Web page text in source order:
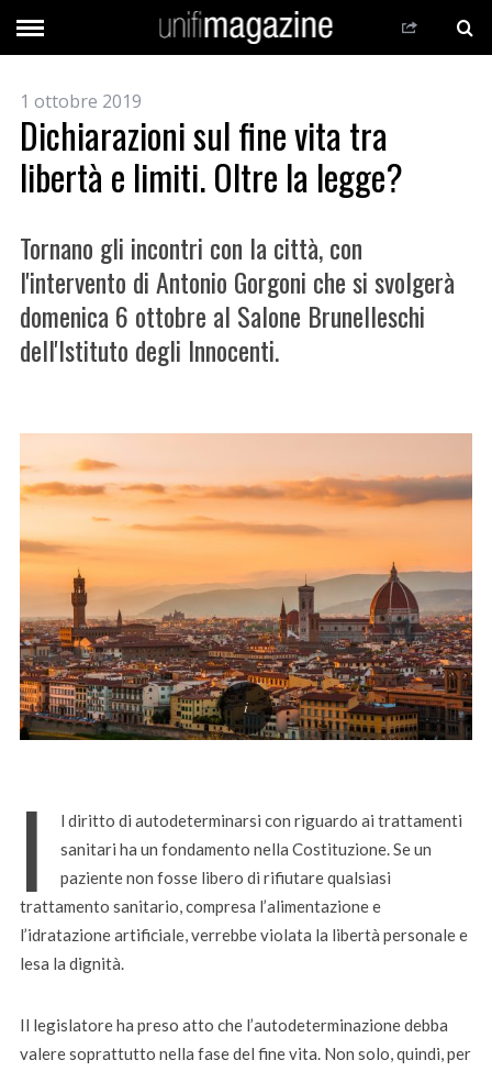
1 ottobre 2019
Dichiarazioni sul fine vita tra
libertà e limiti. Oltre la legge?
Tornano gli incontri con la città, con
l'intervento di Antonio Gorgoni che si svolgerà
domenica 6 ottobre al Salone Brunelleschi
dell'Istituto degli Innocenti.
I
l diritto di autodeterminarsi con riguardo ai trattamenti
sanitari ha un fondamento nella Costituzione. Se un
paziente non fosse libero di rifiutare qualsiasi
trattamento sanitario, compresa l’alimentazione e
l’idratazione artificiale, verrebbe violata la libertà personale e
lesa la dignità.
Il legislatore ha preso atto che l’autodeterminazione debba
valere soprattutto nella fase del fine vita. Non solo, quindi, per